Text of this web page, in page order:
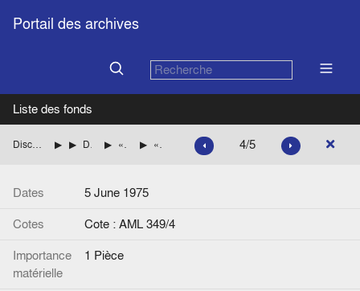
Portail des archives
Liste des fonds
Discours, allocutions, interviews et declarations diverses de Jean Monnet Année 1975
Dissolution du Comité d'action pour les Etats-Unis d'Europe «Déclaration à la radio B.B.C.» à la suite de la décision du peuple britannique de rester membre de la Communauté européenne «Projet de déclaration pour la BBC au lendemain du Référendum N°3» 4/5
Dates
5 June 1975
Cotes
Cote : AML 349/4
Importance
matérielle
1 Pièce